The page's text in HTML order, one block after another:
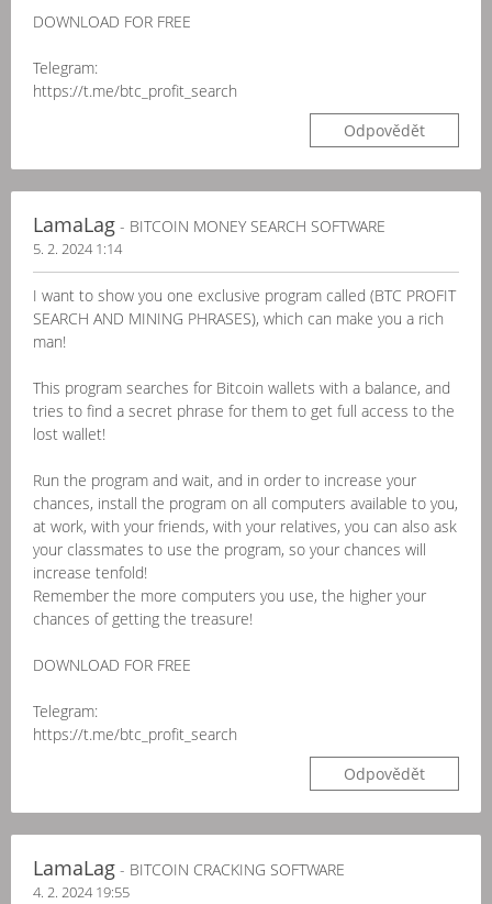
DOWNLOAD FOR FREE
Telegram:
https://t.me/btc_profit_search
Odpovědět
LamaLag - BITCOIN MONEY SEARCH SOFTWARE
5. 2. 2024 1:14
I want to show you one exclusive program called (BTC PROFIT
SEARCH AND MINING PHRASES), which can make you a rich
man!
This program searches for Bitcoin wallets with a balance, and
tries to find a secret phrase for them to get full access to the
lost wallet!
Run the program and wait, and in order to increase your
chances, install the program on all computers available to you,
at work, with your friends, with your relatives, you can also ask
your classmates to use the program, so your chances will
increase tenfold!
Remember the more computers you use, the higher your
chances of getting the treasure!
DOWNLOAD FOR FREE
Telegram:
https://t.me/btc_profit_search
Odpovědět
LamaLag - BITCOIN CRACKING SOFTWARE
4. 2. 2024 19:55